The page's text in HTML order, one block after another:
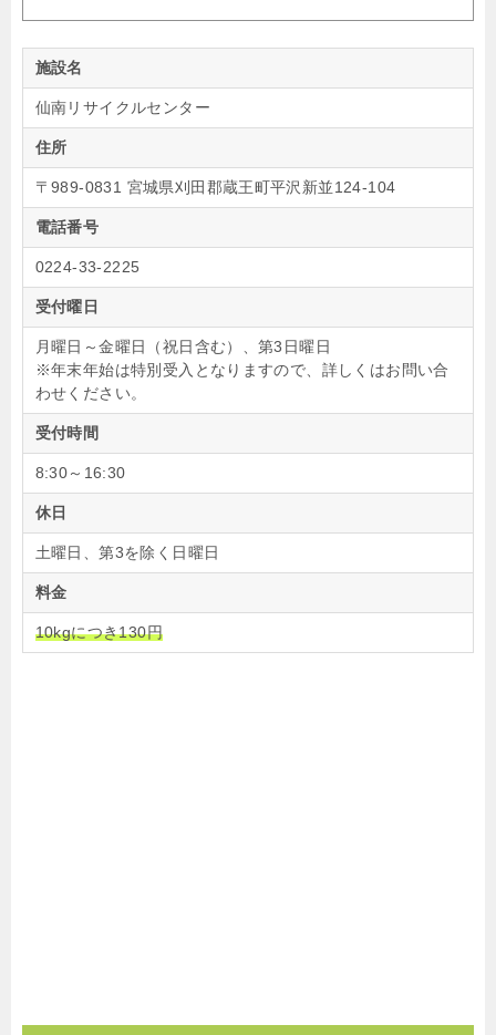
施設名
仙南リサイクルセンター
住所
〒989-0831 宮城県刈田郡蔵王町平沢新並124-104
電話番号
0224-33-2225
受付曜日
月曜日～金曜日（祝日含む）、第3日曜日
※年末年始は特別受入となりますので、詳しくはお問い合
わせください。
受付時間
8:30～16:30
休日
土曜日、第3を除く日曜日
料金
10kgにつき130円